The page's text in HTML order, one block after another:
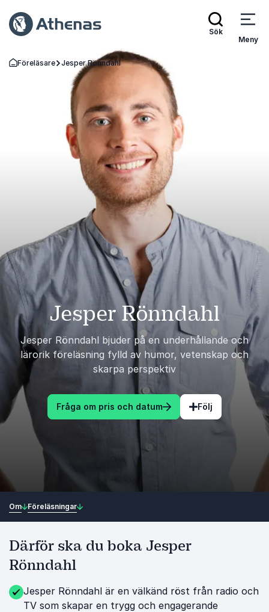
Sök
Meny
Gå tillbaka till startsidan
Föreläsare Jesper Rönndahl
Jesper Rönndahl
Jesper Rönndahl bjuder på en underhållande och
lärorik föreläsning fylld av humor, vetenskap och
skarpa perspektiv
Fråga om pris och datum Följ
Foto: Paul Lindqvist
Om Föreläsningar
Därför ska du boka Jesper
Rönndahl
Jesper Rönndahl är en välkänd röst från radio och
TV som skapar en trygg och engagerande